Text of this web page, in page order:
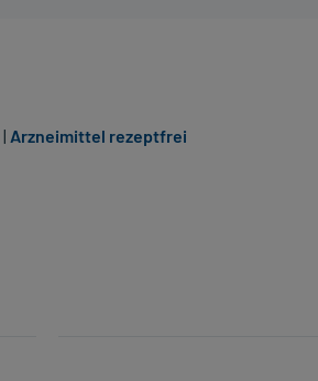
| Arzneimittel rezeptfrei